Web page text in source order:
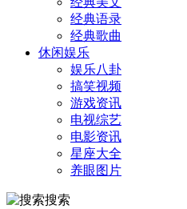
经典语录
经典歌曲
休闲娱乐
娱乐八卦
搞笑视频
游戏资讯
电视综艺
电影资讯
星座大全
养眼图片
搜索